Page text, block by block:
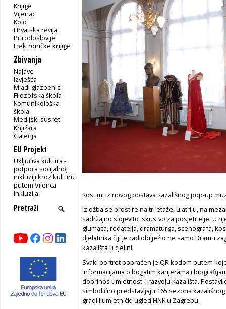
Knjige
Vijenac
Kolo
Hrvatska revija
Prirodoslovlje
Elektroničke knjige
Zbivanja
Najave
Izvješća
Mladi glazbenici
Filozofska škola
Komunikološka
škola
Medijski susreti
Knjižara
Galerija
EU Projekt
Uključiva kultura -
potpora socijalnoj
inkluziji kroz kulturu
putem Vijenca
Inkluzija
Kostimi iz novog postava Kazališnog pop-up
Izložba se prostire na tri etaže, u atriju, na
sadržajno slojevito iskustvo za posjetitelje. U
glumaca, redatelja, dramaturga, scenografa,
djelatnika čiji je rad obilježio ne samo Dramu
kazališta u cjelini.
Svaki portret popraćen je QR kodom putem
informacijama o bogatim karijerama i
doprinos umjetnosti i razvoju kazališta.
simbolično predstavljaju 165 sezona
gradili umjetnički ugled HNK u Zagrebu.